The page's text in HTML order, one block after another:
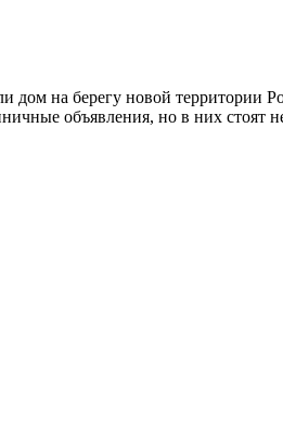
на берегу новой территории
объявления, но в них стоят